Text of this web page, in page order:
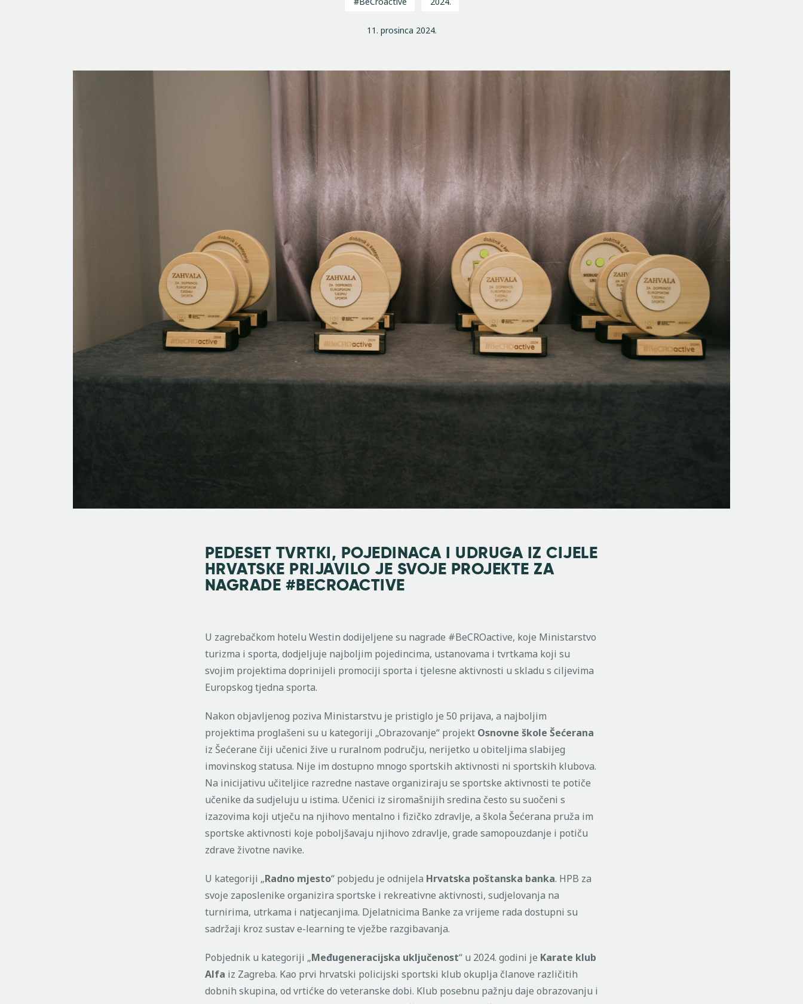
11. prosinca 2024.
PEDESET TVRTKI, POJEDINACA I UDRUGA IZ CIJELE
HRVATSKE PRIJAVILO JE SVOJE PROJEKTE ZA
NAGRADE #BECROACTIVE
U zagrebačkom hotelu Westin dodijeljene su nagrade #BeCROactive, koje Ministarstvo
turizma i sporta, dodjeljuje najboljim pojedincima, ustanovama i tvrtkama koji su
svojim projektima doprinijeli promociji sporta i tjelesne aktivnosti u skladu s ciljevima
Europskog tjedna sporta.
Nakon objavljenog poziva Ministarstvu je pristiglo je 50 prijava, a najboljim
projektima proglašeni su u kategoriji „Obrazovanje“ projekt Osnovne škole Šećerana
iz Šećerane čiji učenici žive u ruralnom području, nerijetko u obiteljima slabijeg
imovinskog statusa. Nije im dostupno mnogo sportskih aktivnosti ni sportskih klubova.
Na inicijativu učiteljice razredne nastave organiziraju se sportske aktivnosti te potiče
učenike da sudjeluju u istima. Učenici iz siromašnijih sredina često su suočeni s
izazovima koji utječu na njihovo mentalno i fizičko zdravlje, a škola Šećerana pruža im
sportske aktivnosti koje poboljšavaju njihovo zdravlje, grade samopouzdanje i potiču
zdrave životne navike.
U kategoriji „Radno mjesto“ pobjedu je odnijela Hrvatska poštanska banka. HPB za
svoje zaposlenike organizira sportske i rekreativne aktivnosti, sudjelovanja na
turnirima, utrkama i natjecanjima. Djelatnicima Banke za vrijeme rada dostupni su
sadržaji kroz sustav e-learning te vježbe razgibavanja.
Pobjednik u kategoriji „Međugeneracijska uključenost“ u 2024. godini je Karate klub
Alfa iz Zagreba. Kao prvi hrvatski policijski sportski klub okuplja članove različitih
dobnih skupina, od vrtićke do veteranske dobi. Klub posebnu pažnju daje obrazovanju i